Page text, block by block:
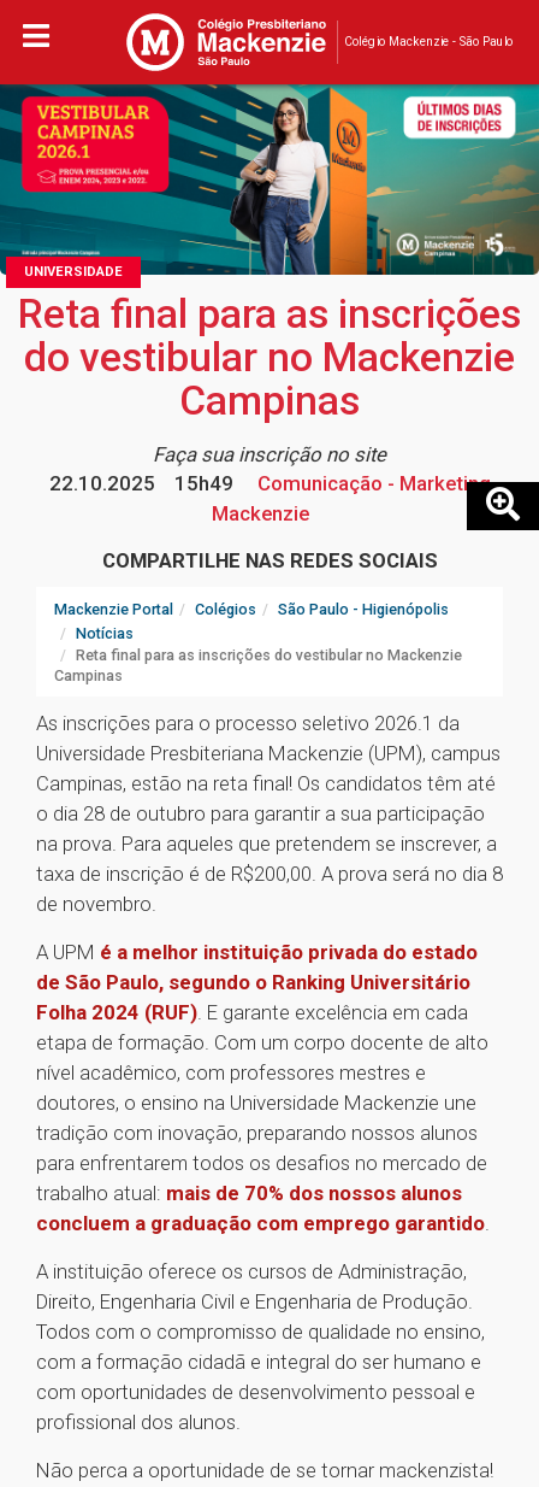
Colégio Mackenzie - São Paulo
UNIVERSIDADE
Reta final para as inscrições
do vestibular no Mackenzie
Campinas
Faça sua inscrição no site
22.10.2025
15h49
Comunicação - Marketing
Mackenzie
COMPARTILHE NAS REDES SOCIAIS
Mackenzie Portal Colégios
São Paulo - Higienópolis
Notícias
Reta final para as inscrições do vestibular no Mackenzie
Campinas
As inscrições para o processo seletivo 2026.1 da
Universidade Presbiteriana Mackenzie (UPM), campus
Campinas, estão na reta final! Os candidatos têm até
o dia 28 de outubro para garantir a sua participação
na prova. Para aqueles que pretendem se inscrever, a
taxa de inscrição é de R$200,00. A prova será no dia 8
de novembro.
A UPM é a melhor instituição privada do estado
de São Paulo, segundo o Ranking Universitário
Folha 2024 (RUF). E garante excelência em cada
etapa de formação. Com um corpo docente de alto
nível acadêmico, com professores mestres e
doutores, o ensino na Universidade Mackenzie une
tradição com inovação, preparando nossos alunos
para enfrentarem todos os desafios no mercado de
trabalho atual: mais de 70% dos nossos alunos
concluem a graduação com emprego garantido.
A instituição oferece os cursos de Administração,
Direito, Engenharia Civil e Engenharia de Produção.
Todos com o compromisso de qualidade no ensino,
com a formação cidadã e integral do ser humano e
com oportunidades de desenvolvimento pessoal e
profissional dos alunos.
Não perca a oportunidade de se tornar mackenzista!